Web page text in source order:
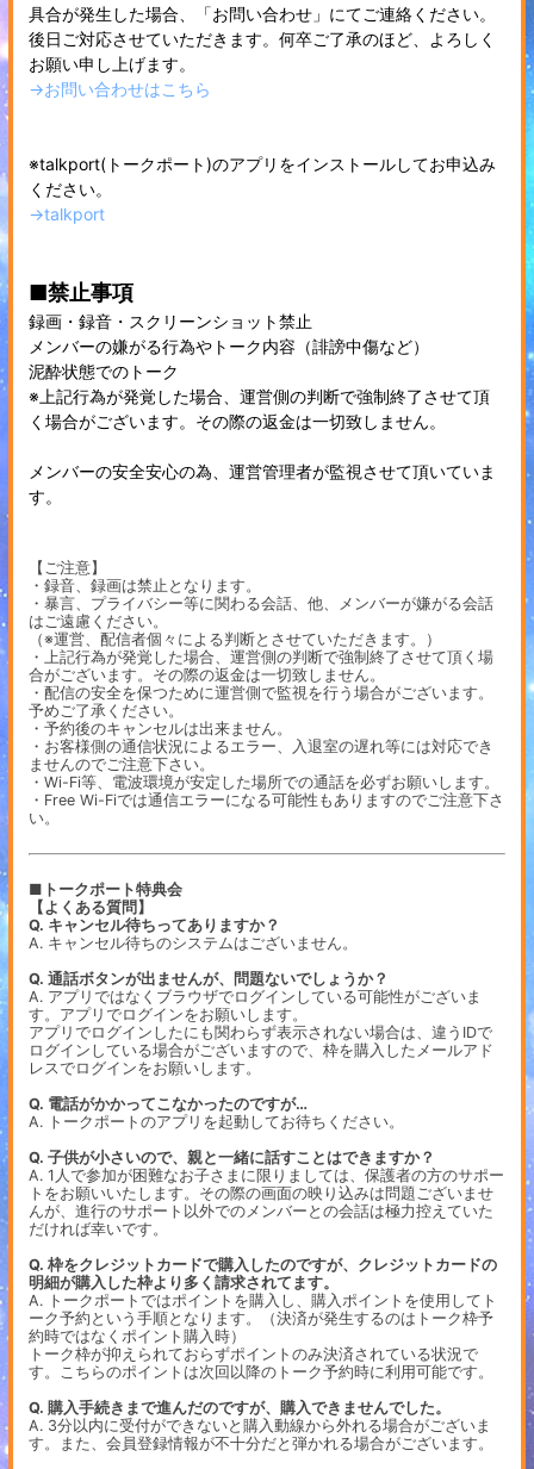
具合が発生した場合、「お問い合わせ」にてご連絡ください。
後日ご対応させていただきます。何卒ご了承のほど、よろしく
お願い申し上げます。
→お問い合わせはこちら
※talkport(トークポート)のアプリをインストールしてお申込み
ください。
→talkport
■禁止事項
録画・録音・スクリーンショット禁止
メンバーの嫌がる行為やトーク内容（誹謗中傷など）
泥酔状態でのトーク
※上記行為が発覚した場合、運営側の判断で強制終了させて頂
く場合がございます。その際の返金は一切致しません。
メンバーの安全安心の為、運営管理者が監視させて頂いていま
す。
【ご注意】
・録音、録画は禁止となります。
・暴言、プライバシー等に関わる会話、他、メンバーが嫌がる会話
はご遠慮ください。
（※運営、配信者個々による判断とさせていただきます。）
・上記行為が発覚した場合、運営側の判断で強制終了させて頂く場
合がございます。その際の返金は一切致しません。
・配信の安全を保つために運営側で監視を行う場合がございます。
予めご了承ください。
・予約後のキャンセルは出来ません。
・お客様側の通信状況によるエラー、入退室の遅れ等には対応でき
ませんのでご注意下さい。
・Wi-Fi等、電波環境が安定した場所での通話を必ずお願いします。
・Free Wi-Fiでは通信エラーになる可能性もありますのでご注意下さ
い。
■トークポート特典会
【よくある質問】
Q. キャンセル待ちってありますか？
A. キャンセル待ちのシステムはございません。
Q. 通話ボタンが出ませんが、問題ないでしょうか？
A. アプリではなくブラウザでログインしている可能性がございま
す。アプリでログインをお願いします。
アプリでログインしたにも関わらず表示されない場合は、違うIDで
ログインしている場合がございますので、枠を購入したメールアド
レスでログインをお願いします。
Q. 電話がかかってこなかったのですが…
A. トークポートのアプリを起動してお待ちください。
Q. 子供が小さいので、親と一緒に話すことはできますか？
A. 1人で参加が困難なお子さまに限りましては、保護者の方のサポー
トをお願いいたします。その際の画面の映り込みは問題ございませ
んが、進行のサポート以外でのメンバーとの会話は極力控えていた
だければ幸いです。
Q. 枠をクレジットカードで購入したのですが、クレジットカードの
明細が購入した枠より多く請求されてます。
A. トークポートではポイントを購入し、購入ポイントを使用してト
ーク予約という手順となります。（決済が発生するのはトーク枠予
約時ではなくポイント購入時）
トーク枠が抑えられておらずポイントのみ決済されている状況で
す。こちらのポイントは次回以降のトーク予約時に利用可能です。
Q. 購入手続きまで進んだのですが、購入できませんでした。
A. 3分以内に受付ができないと購入動線から外れる場合がございま
す。また、会員登録情報が不十分だと弾かれる場合がございます。